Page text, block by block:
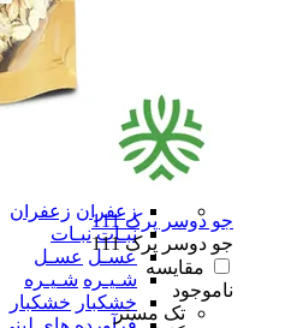
سبزی و میوه های خشک
زعفران زعفران
نبـات نبـات
عسـل عسـل
شـیـره شـیـره
خشکبار خشکبار
جو دوسر پرک 111
جو دوسر پرک 111
مقایسه
ناموجود
تک مستر